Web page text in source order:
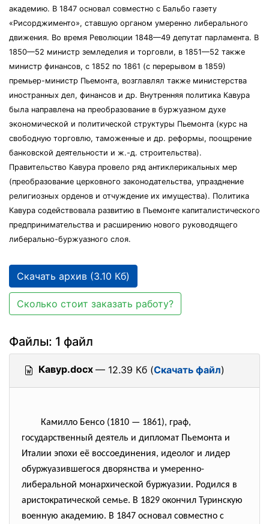
академию. В 1847 основал совместно с Бальбо газету
«Рисорджименто», ставшую органом умеренно либерального
движения. Во время Революции 1848—49 депутат парламента. В
1850—52 министр земледелия и торговли, в 1851—52 также
министр финансов, с 1852 по 1861 (с перерывом в 1859)
премьер-министр Пьемонта, возглавлял также министерства
иностранных дел, финансов и др. Внутренняя политика Кавура
была направлена на преобразование в буржуазном духе
экономической и политической структуры Пьемонта (курс на
свободную торговлю, таможенные и др. реформы, поощрение
банковской деятельности и ж.-д. строительства).
Правительство Кавура провело ряд антиклерикальных мер
(преобразование церковного законодательства, упразднение
религиозных орденов и отчуждение их имущества). Политика
Кавура содействовала развитию в Пьемонте капиталистического
предпринимательства и расширению нового руководящего
либерально-буржуазного слоя.
Скачать архив (3.10 Кб)
Сколько стоит заказать работу?
Файлы: 1 файл
Кавур.docx — 12.39 Кб (Скачать файл)
Камилло Бенсо (1810 — 1861), граф,
государственный деятель и дипломат Пьемонта и
Италии эпохи её воссоединения, идеолог и лидер
обуржуазившегося дворянства и умеренно-
либеральной монархической буржуазии. Родился в
аристократической семье. В 1829 окончил Туринскую
военную академию. В 1847 основал совместно с